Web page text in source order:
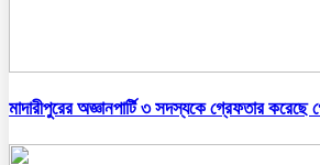
মাদারীপুরের অজ্ঞানপার্টি ৩ সদস্যকে গ্রেফতার করেছে